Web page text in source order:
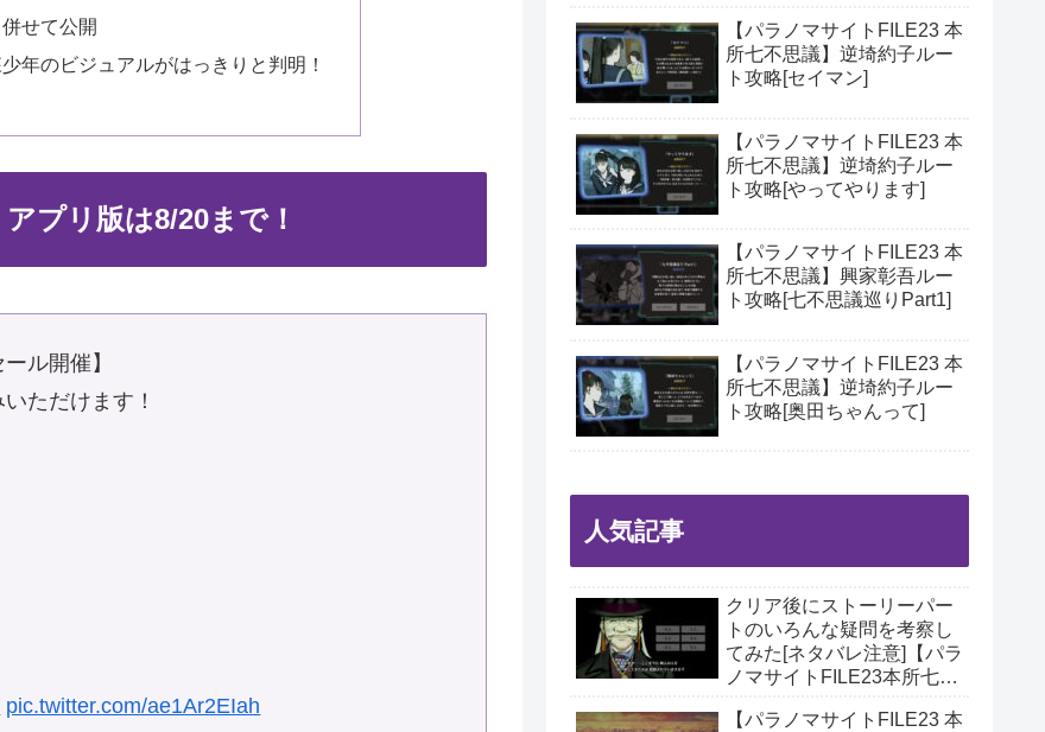
せて公開
年のビジュアルがはっきりと判明！
プリ版は8/20まで！
ール開催】
ただけます！
pic.twitter.com/ae1Ar2EIah
【パラノマサイトFILE23 本
所七不思議】逆埼約子ルー
ト攻略[セイマン]
【パラノマサイトFILE23 本
所七不思議】逆埼約子ルー
ト攻略[やってやります]
【パラノマサイトFILE23 本
所七不思議】興家彰吾ルー
ト攻略[七不思議巡りPart1]
【パラノマサイトFILE23 本
所七不思議】逆埼約子ルー
ト攻略[奥田ちゃんって]
人気記事
クリア後にストーリーパー
トのいろんな疑問を考察し
てみた[ネタバレ注意]【パラ
ノマサイトFILE23本所七不
【パラノマサイトFILE23 本